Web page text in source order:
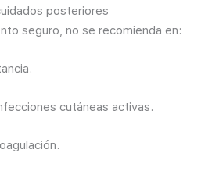
posteriores
seguro, no se recomienda en:
cutáneas activas.